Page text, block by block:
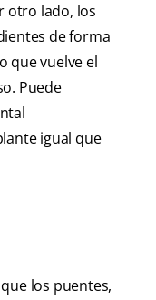
otro lado, los
de forma
que vuelve el
Puede
igual que
los puentes,